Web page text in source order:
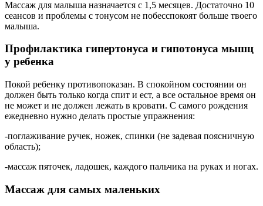
Массаж для малыша назначается с 1,5 месяцев. Достаточно 10
сеансов и проблемы с тонусом не побесспокоят больше твоего
малыша.
Профилактика гипертонуса и гипотонуса мышц
у ребенка
Покой ребенку противопоказан. В спокойном состоянии он
должен быть только когда спит и ест, а все остальное время он
не может и не должен лежать в кровати. С самого рождения
ежедневно нужно делать простые упражнения:
-поглаживание ручек, ножек, спинки (не задевая поясничную
область);
-массаж пяточек, ладошек, каждого пальчика на руках и ногах.
Массаж для самых маленьких